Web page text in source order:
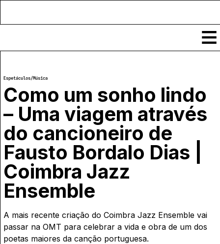
Notícias
Classificados
Ver todos
Enviar
Agenda
Espetáculos
Exposições
Eventos
Por Localidade
Locais
Mapa
Submeter Eventos
Crítica
COFFEELABS
Workshops
Cursos Curtos
Recursos
Links úteis
Publicações
Projecto e Equipa
Estatuto Editorial
— apoia o Coffeepaste e ajuda-nos a chegar mais longe. Mantém viva a cultura independente
Apoiar
Espetáculos/Música
Como um sonho lindo
– Uma viagem através
do cancioneiro de
Fausto Bordalo Dias |
Coimbra Jazz
Ensemble
A mais recente criação do Coimbra Jazz Ensemble vai
passar na OMT para celebrar a vida e obra de um dos
poetas maiores da canção portuguesa.